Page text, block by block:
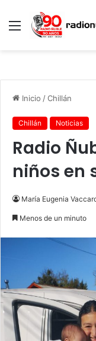
Menú
Inicio /Chillán
Chillán Noticias
Radio
niños en
María Eugenia
Menos de un minuto